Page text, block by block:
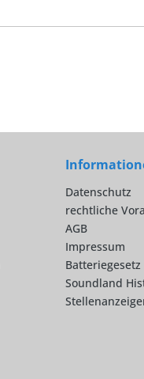
Datenschutz
rechtliche
AGB
Impressum
Batteriegesetz
Soundland